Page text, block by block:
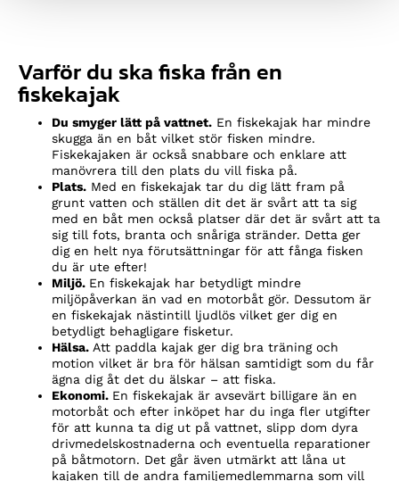
Varför du ska fiska från en
fiskekajak
Du smyger lätt på vattnet. En fiskekajak har mindre
skugga än en båt vilket stör fisken mindre.
Fiskekajaken är också snabbare och enklare att
manövrera till den plats du vill fiska på.
Plats. Med en fiskekajak tar du dig lätt fram på
grunt vatten och ställen dit det är svårt att ta sig
med en båt men också platser där det är svårt att ta
sig till fots, branta och snåriga stränder. Detta ger
dig en helt nya förutsättningar för att fånga fisken
du är ute efter!
Miljö. En fiskekajak har betydligt mindre
miljöpåverkan än vad en motorbåt gör. Dessutom är
en fiskekajak nästintill ljudlös vilket ger dig en
betydligt behagligare fisketur.
Hälsa. Att paddla kajak ger dig bra träning och
motion vilket är bra för hälsan samtidigt som du får
ägna dig åt det du älskar – att fiska.
Ekonomi. En fiskekajak är avsevärt billigare än en
motorbåt och efter inköpet har du inga fler utgifter
för att kunna ta dig ut på vattnet, slipp dom dyra
drivmedelskostnaderna och eventuella reparationer
på båtmotorn. Det går även utmärkt att låna ut
kajaken till de andra familjemedlemmarna som vill